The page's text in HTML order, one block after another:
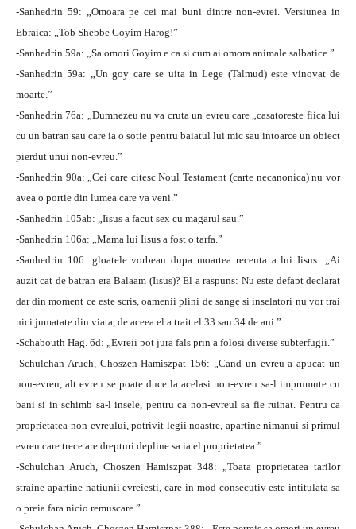
-Sanhedrin 59: „Omoara pe cei mai buni dintre non-evrei. Versiunea in
Ebraica: „Tob Shebbe Goyim Harog!”
-Sanhedrin 59a: „Sa omori Goyim e ca si cum ai omora animale salbatice.”
-Sanhedrin 59a: „Un goy care se uita in Lege (Talmud) este vinovat de
moarte.”
-Sanhedrin 76a: „Dumnezeu nu va cruta un evreu care „casatoreste fiica lui
cu un batran sau care ia o sotie pentru baiatul lui mic sau intoarce un obiect
pierdut unui non-evreu.”
-Sanhedrin 90a: „Cei care citesc Noul Testament (carte necanonica) nu vor
avea o portie din lumea care va veni.”
-Sanhedrin 105ab: „Iisus a facut sex cu magarul sau.”
-Sanhedrin 106a: „Mama lui Iisus a fost o tarfa.”
-Sanhedrin 106: gloatele vorbeau dupa moartea recenta a lui Iisus: „Ai
auzit cat de batran era Balaam (Iisus)? El a raspuns: Nu este defapt declarat
dar din moment ce este scris, oamenii plini de sange si inselatori nu vor trai
nici jumatate din viata, de aceea el a trait el 33 sau 34 de ani.”
-Schabouth Hag. 6d: „Evreii pot jura fals prin a folosi diverse subterfugii.”
-Schulchan Aruch, Choszen Hamiszpat 156: „Cand un evreu a apucat un
non-evreu, alt evreu se poate duce la acelasi non-evreu sa-l imprumute cu
bani si in schimb sa-l insele, pentru ca non-evreul sa fie ruinat. Pentru ca
proprietatea non-evreului, potrivit legii noastre, apartine nimanui si primul
evreu care trece are drepturi depline sa ia el proprietatea.”
-Schulchan Aruch, Choszen Hamiszpat 348: „Toata proprietatea tarilor
straine apartine natiunii evreiesti, care in mod consecutiv este intitulata sa
o preia fara nicio remuscare.”